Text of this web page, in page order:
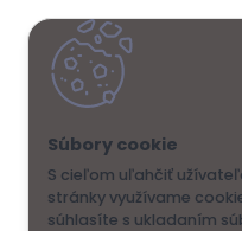
S cieľom uľahčiť
stránky využívame
súhlasíte s ukladaním